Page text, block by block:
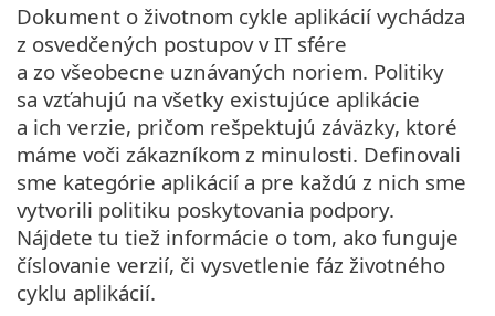
Dokument o životnom cykle aplikácií vychádza
z osvedčených postupov v IT sfére
a zo všeobecne uznávaných noriem. Politiky
sa vzťahujú na všetky existujúce aplikácie
a ich verzie, pričom rešpektujú záväzky, ktoré
máme voči zákazníkom z minulosti. Definovali
sme kategórie aplikácií a pre každú z nich sme
vytvorili politiku poskytovania podpory.
Nájdete tu tiež informácie o tom, ako funguje
číslovanie verzií, či vysvetlenie fáz životného
cyklu aplikácií.